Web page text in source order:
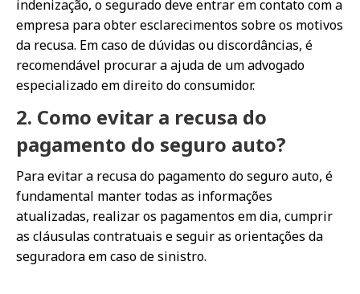
indenização, o segurado deve entrar em contato com a
empresa para obter esclarecimentos sobre os motivos
da recusa. Em caso de dúvidas ou discordâncias, é
recomendável procurar a ajuda de um advogado
especializado em direito do consumidor.
2. Como evitar a recusa do
pagamento do seguro auto?
Para evitar a recusa do pagamento do seguro auto, é
fundamental manter todas as informações
atualizadas, realizar os pagamentos em dia, cumprir
as cláusulas contratuais e seguir as orientações da
seguradora em caso de sinistro.